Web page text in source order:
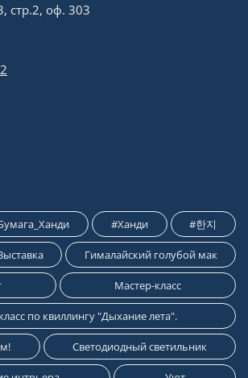
стр.2, оф. 303
#Ханди #한지
Гималайский голубой мак
Мастер-класс
по квиллингу "Дыхание лета".
Светодиодный светильник